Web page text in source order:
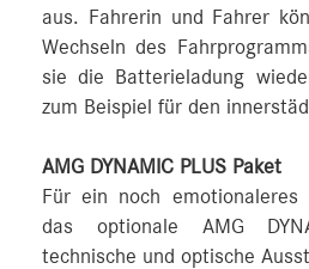
aus. Fahrerin und Fahrer
Wechseln des
sie die Batterieladung
zum Beispiel für den
AMG DYNAMIC PLUS Paket
Für ein noch emotionaleres
das optionale AMG
technische und optische